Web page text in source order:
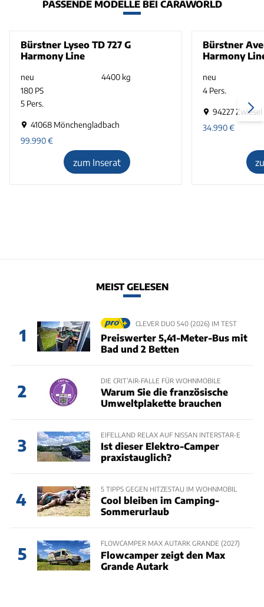
PASSENDE MODELLE BEI CARAWORLD
Bürstner Lyseo TD 727 G
Harmony Line
neu
4400 kg
180 PS
5 Pers.
41068 Mönchengladbach
99.990€
zum Inserat
Bürstner
Harmony
neu
4 Pers.
94227 Zwiesel
34.990€
MEIST GELESEN
1
CLEVER DUO 540 (2026) IM TEST
Preiswerter 5,41-Meter-Bus mit
Bad und 2 Betten
2
DIE CRIT’AIR-FALLE FÜR WOHNMOBILE
Warum Sie die französische
Umweltplakette brauchen
3
EIFELLAND RELAX AUF NISSAN INTERSTAR-E
Ist dieser Elektro-Camper
praxistauglich?
4
5 TIPPS GEGEN HITZESTAU IM WOHNMOBIL
Cool bleiben im Camping-
Sommerurlaub
5
FLOWCAMPER MAX AUTARK GRANDE (2027)
Flowcamper zeigt den Max
Grande Autark